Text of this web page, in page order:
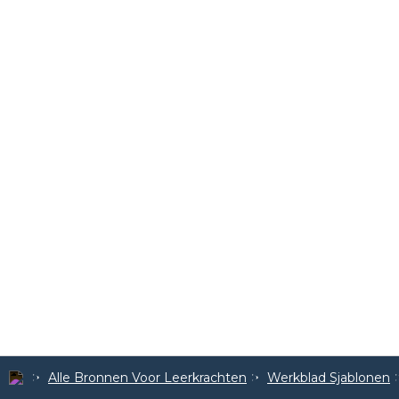
Alle Bronnen Voor Leerkrachten Werkblad Sjablonen